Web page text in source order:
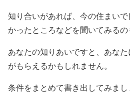
知り合いがあれば、今の住まい
かったところなどを聞いてみるの
あなたの知りあいですと、あな
がもらえるかもしれません。
条件をまとめて書き出してみまし